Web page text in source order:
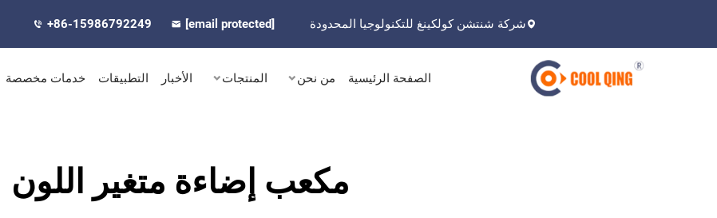
شركة شنتشن كولكينغ للتكنولوجيا المحدودة +86-15986792249 [email protected]
الصفحة الرئيسية من نحن المنتجات الأخبار التطبيقات خدمات مخصصة
مكعب إضاءة متغير اللون